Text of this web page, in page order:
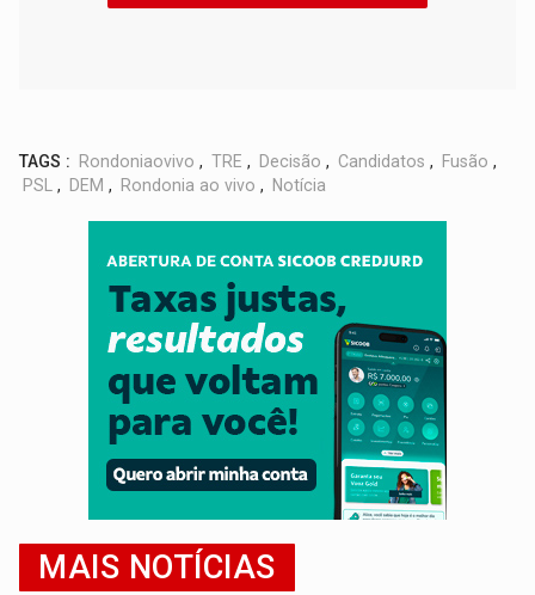
TAGS : Rondoniaovivo , TRE , Decisão , Candidatos , Fusão ,
PSL
, DEM , Rondonia ao vivo , Notícia
MAIS NOTÍCIAS